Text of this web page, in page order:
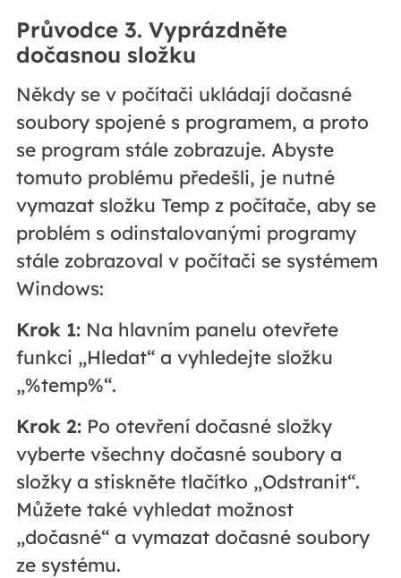
Průvodce 3. Vyprázdněte
dočasnou složku
Někdy se v počítači ukládají dočasné
soubory spojené s programem, a proto
se program stále zobrazuje. Abyste
tomuto problému předešli, je nutné
vymazat složku Temp z počítače, aby se
problém s odinstalovanými programy
stále zobrazoval v počítači se systémem
Windows:
Krok 1:Na hlavním panelu otevřete
funkci „Hledat“ a vyhledejte složku
„%temp%“.
Krok 2:Po otevření dočasné složky
vyberte všechny dočasné soubory a
složky a stiskněte tlačítko „Odstranit“.
Můžete také vyhledat možnost
„dočasné“ a vymazat dočasné soubory
ze systému.